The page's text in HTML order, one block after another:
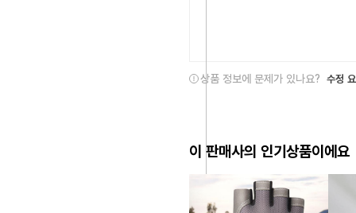
상품 정보에 문제가 있나요? 수정
이 판매사의 인기상품이에요